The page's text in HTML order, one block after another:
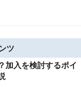
ツ
加入を検討するポイ